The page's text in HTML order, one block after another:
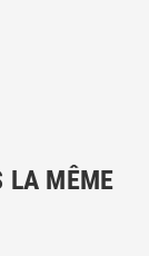
LA MÊME